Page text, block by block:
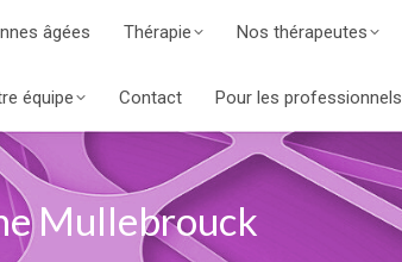
âgées Thérapie Nos thérapeutes
équipe Contact Pour les professionnels
Mullebrouck